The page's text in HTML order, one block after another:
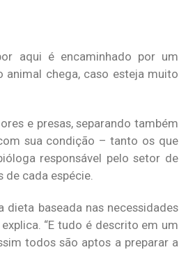
aqui é encaminhado por um
chega, caso esteja muito
e presas, separando também
sua condição – tanto os que
responsável pelo setor de
de cada espécie.
baseada nas necessidades
“E tudo é descrito em um
todos são aptos a preparar a